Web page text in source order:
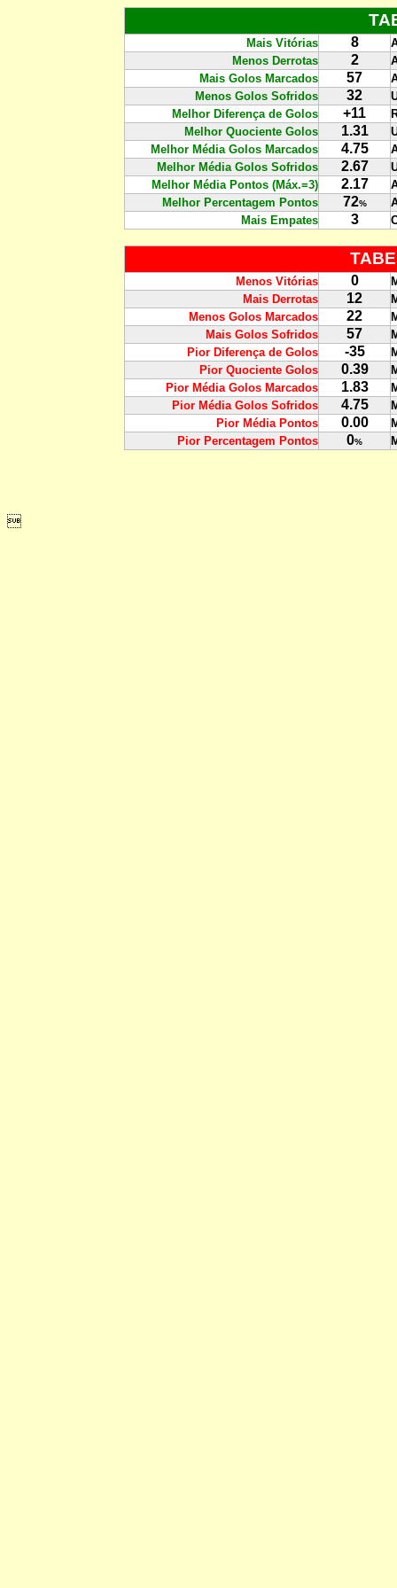
Mais Vitórias 8
Menos Derrotas
2
Mais Golos Marcados
57
Menos Golos Sofridos
32
Melhor Diferença de Golos
+11
Melhor Quociente Golos
1.31
Melhor Média Golos Marcados
4.75
Melhor Média Golos Sofridos
2.67
Melhor Média Pontos (Máx.=3)
2.17
Melhor Percentagem Pontos
72%
Mais Empates
3
Menos Vitórias 0
Mais Derrotas
12
Menos Golos Marcados
22
Mais Golos Sofridos
57
Pior Diferença de Golos
-35
Pior Quociente Golos
0.39
Pior Média Golos Marcados
1.83
Pior Média Golos Sofridos
4.75
Pior Média Pontos
0.00
Pior Percentagem Pontos
0%
